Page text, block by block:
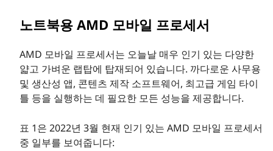
노트북용 AMD 모바일 프로세서
AMD 모바일 프로세서는 오늘날 매우 인기 있는 다양한
얇고 가벼운 랩탑에 탑재되어 있습니다. 까다로운 사무용
및 생산성 앱, 콘텐츠 제작 소프트웨어, 최고급 게임 타이
틀 등을 실행하는 데 필요한 모든 성능을 제공합니다.
표 1은 2022년 3월 현재 인기 있는 AMD 모바일 프로세서
중 일부를 보여줍니다: